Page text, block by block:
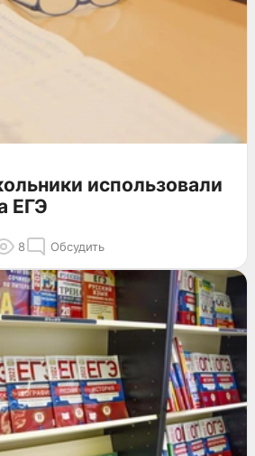
использовали
ЕГЭ
8 Обсудить